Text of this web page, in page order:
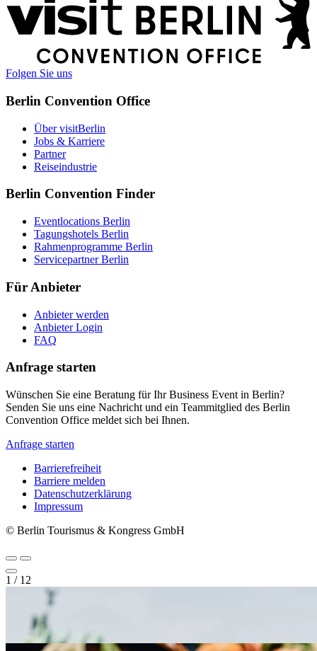
Weitere
Informationen
Folgen Sie uns
Berlin Convention Office
Über visitBerlin
Jobs & Karriere
Partner
Reiseindustrie
Berlin Convention Finder
Eventlocations Berlin
Tagungshotels Berlin
Rahmenprogramme Berlin
Servicepartner Berlin
Für Anbieter
Anbieter werden
Anbieter Login
FAQ
Anfrage starten
Wünschen Sie eine Beratung für Ihr Business Event in Berlin?
Senden Sie uns eine Nachricht und ein Teammitglied des Berlin
Convention Office meldet sich bei Ihnen.
Anfrage starten
Metanavigation
Barrierefreiheit
Barriere melden
Datenschutzerklärung
Impressum
© Berlin Tourismus & Kongress GmbH
1 / 12